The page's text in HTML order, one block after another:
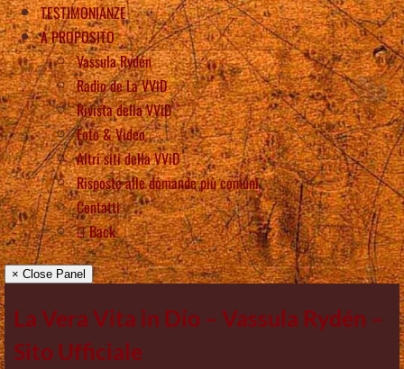
TESTIMONIANZE
A PROPOSITO
Vassula Rydén
Radio de La VViD
Rivista della VViD
Foto & Video
Altri siti della VViD
Risposte alle domande più comuni
Contatti
Back
× Close Panel
La Vera Vita in Dio – Vassula Rydén –
Sito Ufficiale